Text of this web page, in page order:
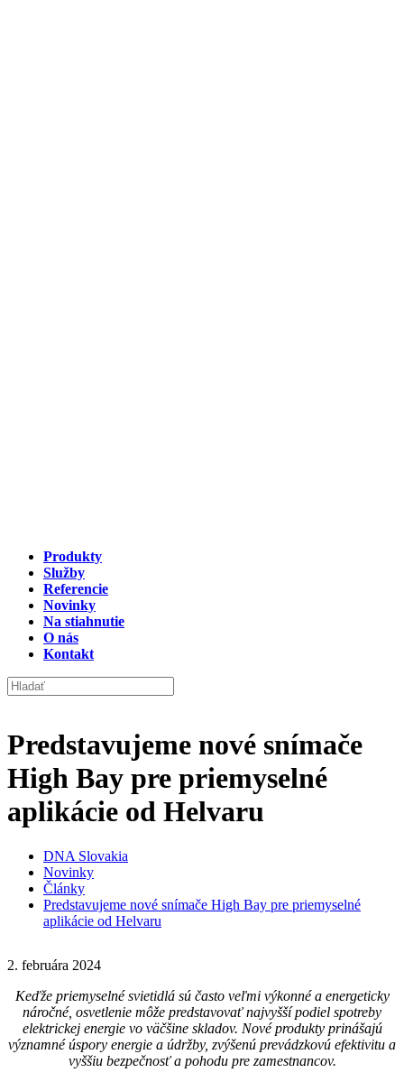
Produkty
Služby
Referencie
Novinky
Na stiahnutie
O nás
Kontakt
Predstavujeme nové snímače
High Bay pre priemyselné
aplikácie od Helvaru
DNA Slovakia
Novinky
Články
Predstavujeme nové snímače High Bay pre priemyselné
aplikácie od Helvaru
2. februára 2024
Keďže priemyselné svietidlá sú často veľmi výkonné a energeticky
náročné, osvetlenie môže predstavovať najvyšší podiel spotreby
elektrickej energie vo väčšine skladov. Nové produkty prinášajú
významné úspory energie a údržby, zvýšenú prevádzkovú efektivitu a
vyššiu bezpečnosť a pohodu pre zamestnancov.